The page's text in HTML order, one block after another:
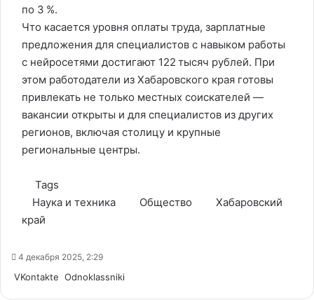
по 3 %.
Что касается уровня оплаты труда, зарплатные
предложения для специалистов с навыком работы
с нейросетями достигают 122 тысяч рублей. При
этом работодатели из Хабаровского края готовы
привлекать не только местных соискателей —
вакансии открыты и для специалистов из других
регионов, включая столицу и крупные
региональные центры.
Tags
Наука и техника
Общество
Хабаровский
край
4 декабря 2025, 2:29
VKontakte Odnoklassniki